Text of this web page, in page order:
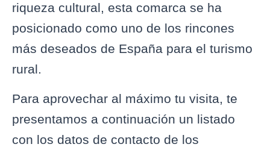
riqueza cultural, esta comarca se ha
posicionado como uno de los rincones
más deseados de España para el turismo
rural.
Para aprovechar al máximo tu visita, te
presentamos a continuación un listado
con los datos de contacto de los